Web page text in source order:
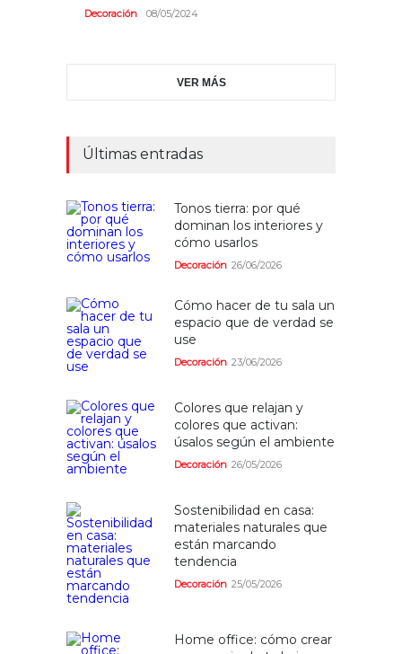
Decoración 08/05/2024
VER MÁS
Últimas entradas
Tonos tierra: por qué
dominan los interiores y
cómo usarlos
Decoración 26/06/2026
Cómo hacer de tu sala un
espacio que de verdad se
use
Decoración 23/06/2026
Colores que relajan y
colores que activan:
úsalos según el ambiente
Decoración 26/05/2026
Sostenibilidad en casa:
materiales naturales que
están marcando
tendencia
Decoración 25/05/2026
Home office: cómo crear